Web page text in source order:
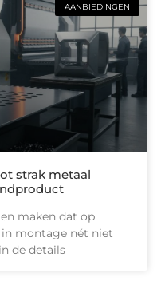
AANBIEDINGEN
strak metaal
maken dat op
montage nét niet
de details